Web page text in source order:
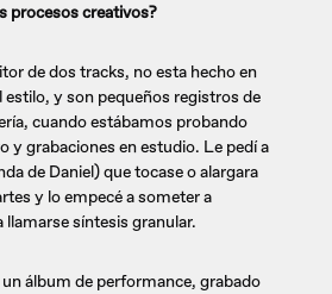
procesos creativos?
de dos tracks, no esta hecho en
estilo, y son pequeños registros de
cuando estábamos probando
y grabaciones en estudio. Le pedí a
de Daniel) que tocase o alargara
y lo empecé a someter a
llamarse síntesis granular.
álbum de performance, grabado